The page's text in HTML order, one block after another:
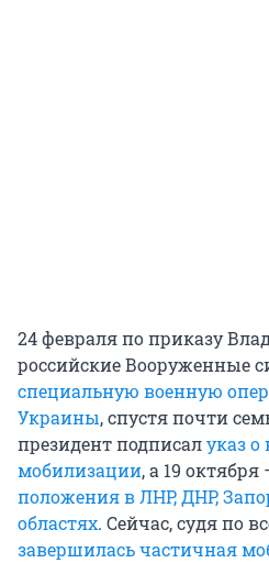
24 февраля по приказу
российские Вооруженные
специальную военную
Украины, спустя почти
президент подписалуказ о
мобилизации, а 19 октября
положения в ЛНР, ДНР,
областях. Сейчас, судя по
завершилась частичная